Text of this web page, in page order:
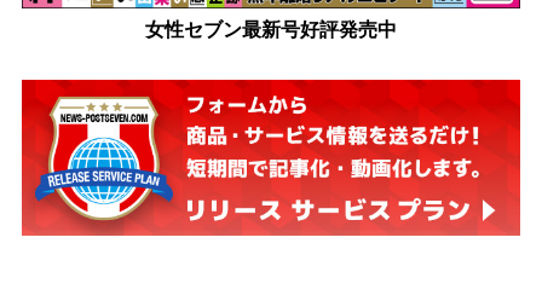
女性セブン最新号好評発売中